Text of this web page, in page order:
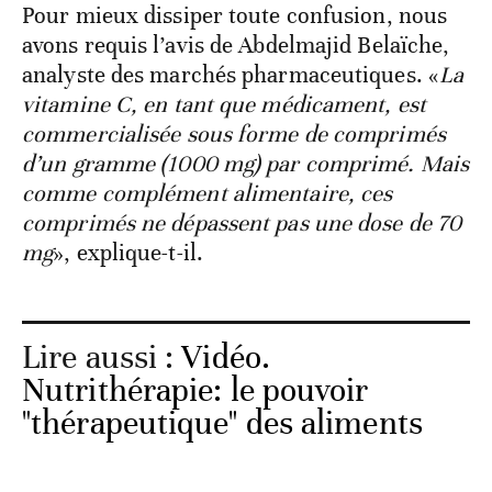
Pour mieux dissiper toute confusion, nous
avons requis l’avis de Abdelmajid Belaïche,
analyste des marchés pharmaceutiques. «La
vitamine C, en tant que médicament, est
commercialisée sous forme de comprimés
d’un gramme (1000 mg) par comprimé. Mais
comme complément alimentaire, ces
comprimés ne dépassent pas une dose de 70
mg», explique-t-il.
Lire aussi :Vidéo.
Nutrithérapie: le pouvoir
"thérapeutique" des aliments